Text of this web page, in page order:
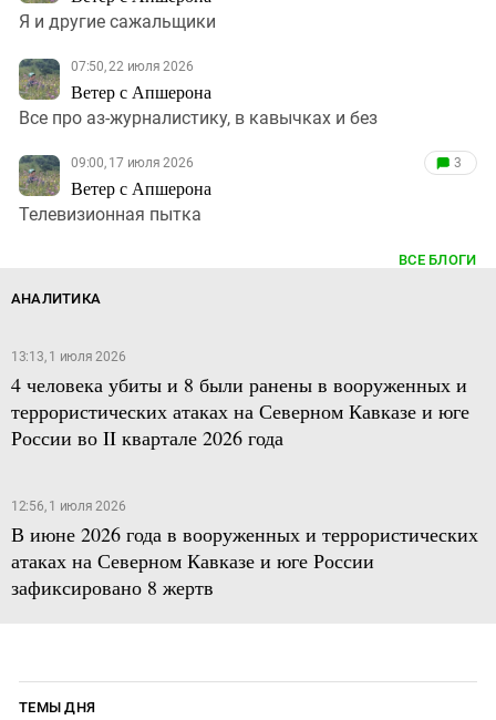
Я и другие сажальщики
07:50, 22 июля 2026
Ветер с Апшерона
Все про аз-журналистику, в кавычках и без
09:00, 17 июля 2026
Ветер с Апшерона
3
Телевизионная пытка
ВСЕ БЛОГИ
АНАЛИТИКА
13:13, 1 июля 2026
4 человека убиты и 8 были ранены в вооруженных и
террористических атаках на Северном Кавказе и юге
России во II квартале 2026 года
12:56, 1 июля 2026
В июне 2026 года в вооруженных и террористических
атаках на Северном Кавказе и юге России
зафиксировано 8 жертв
ТЕМЫ ДНЯ